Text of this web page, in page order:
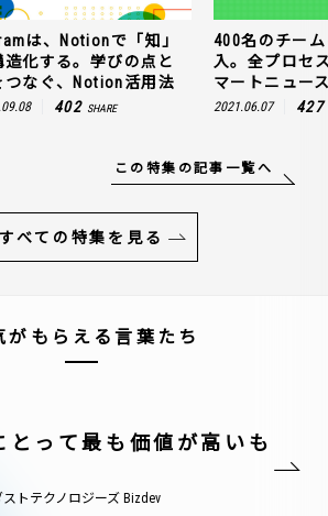
は、Notionで「知」
造化する。学びの点と
つなぐ、Notion活用法
402 SHARE
400名のチー
入。全プロセ
マートニュー
2021.06.07 427
この特集の記事一覧へ
すべての特集を見る
がもらえる言葉たち
とって最も価値が高いも
トテクノロジーズ Bizdev